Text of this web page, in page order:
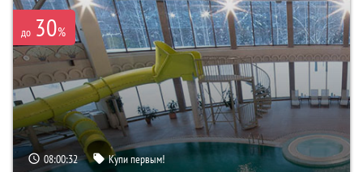
до 30%
08:00:31 Купи первым!